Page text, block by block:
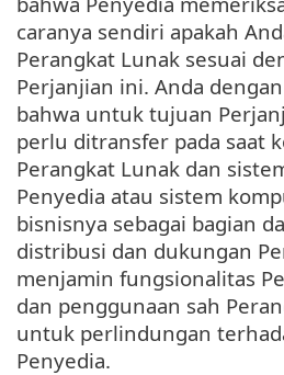
caranya sendiri apakah
Perangkat Lunak sesuai
Perjanjian ini. Anda
bahwa untuk tujuan
perlu ditransfer pada saat
Perangkat Lunak dan
Penyedia atau sistem
bisnisnya sebagai bagian
distribusi dan dukungan
menjamin fungsionalitas
dan penggunaan sah
untuk perlindungan
Penyedia.